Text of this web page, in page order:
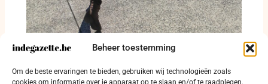
Beheer toestemming
Om de beste ervaringen te bieden, gebruiken wij technologieën zoals
cookies om informatie over je apparaat op te slaan en/of te raadplegen.
Tussen bronwater, bouwkranen en een
verlaten autofabriek: hoe Vorst zichzelf
opnieuw uitvindt